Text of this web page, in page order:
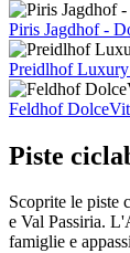
Piris Jagdhof -
Preidlhof
Feldhof
Piste
Scoprite le piste
e Val Passiria.
famiglie e